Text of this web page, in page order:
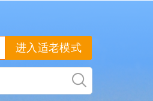
进入适老模式